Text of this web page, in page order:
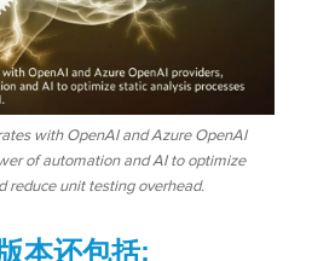
with OpenAI and Azure OpenAI
of automation and AI to optimize
reduce unit testing overhead.
本还包括: